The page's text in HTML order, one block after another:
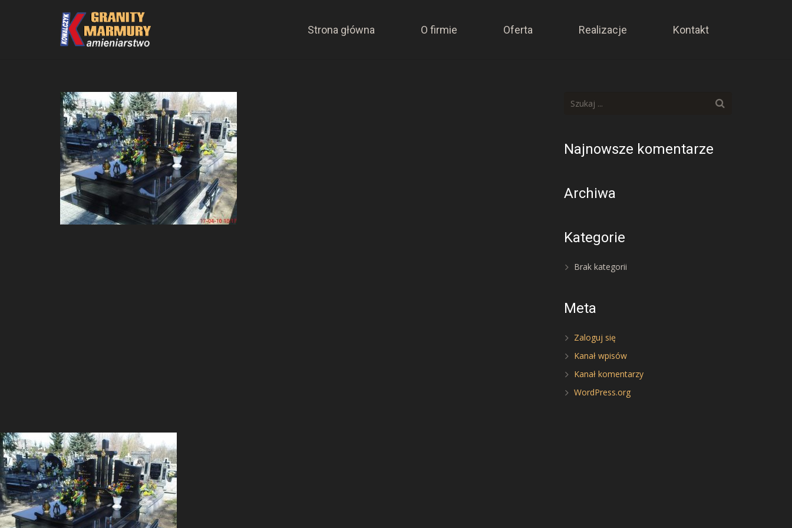
Strona główna O firmie Oferta Realizacje Kontakt
Najnowsze komentarze
Archiwa
Kategorie
Brak kategorii
Meta
Zaloguj się
Kanał wpisów
Kanał komentarzy
WordPress.org